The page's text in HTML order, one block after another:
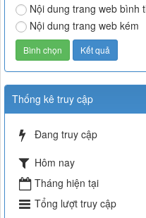
Nội dung trang web bình
Nội dung trang web kém
Thống kê truy cập
Đang truy cập
Hôm nay
Tháng hiện tại
Tổng lượt truy cập